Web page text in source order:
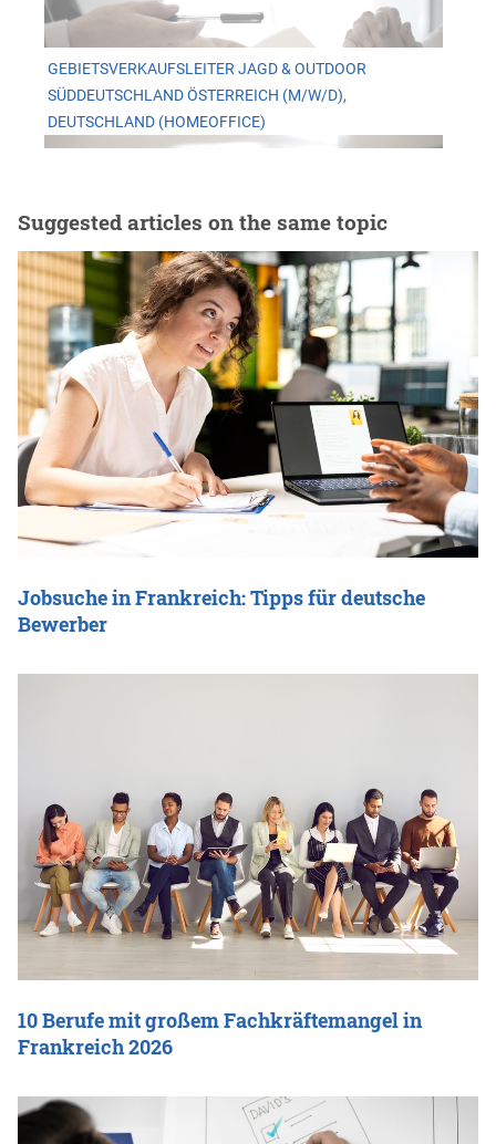
GEBIETSVERKAUFSLEITER JAGD & OUTDOOR
SÜDDEUTSCHLAND ÖSTERREICH (M/W/D),
DEUTSCHLAND (HOMEOFFICE)
Suggested articles on the same topic
Jobsuche in Frankreich: Tipps für deutsche
Bewerber
10 Berufe mit großem Fachkräftemangel in
Frankreich 2026